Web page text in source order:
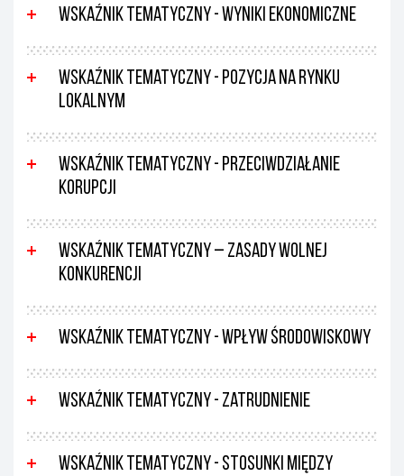
Wskaźnik tematyczny - Wyniki ekonomiczne
Wskaźnik tematyczny - Pozycja na rynku
lokalnym
Wskaźnik tematyczny - Przeciwdziałanie
korupcji
Wskaźnik tematyczny – Zasady wolnej
konkurencji
Wskaźnik tematyczny - Wpływ środowiskowy
Wskaźnik tematyczny - Zatrudnienie
Wskaźnik tematyczny - Stosunki między